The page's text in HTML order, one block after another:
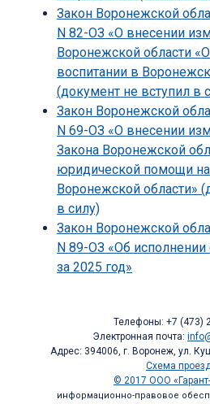
Закон Воронежской
N 82-ОЗ «О внесении
Воронежской области
воспитании в
(документ не вступил в
Закон Воронежской
N 69-ОЗ «О внесении
Закона Воронежской
юридической помощи на
Воронежской области»
в силу)
Закон Воронежской
N 89-ОЗ «Об
за 2025 год»
Телефоны: +7 (473)
Электронная почта:
Адрес: 394006, г. Воронеж, ул.
Схема
© 2017 ООО
информационно-правовое